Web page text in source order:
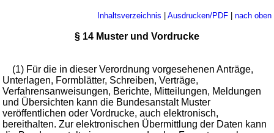
Inhaltsverzeichnis | Ausdrucken/PDF| nach oben
§ 14 Muster und Vordrucke
(1) Für die in dieser Verordnung vorgesehenen Anträge,
Unterlagen, Formblätter, Schreiben, Verträge,
Verfahrensanweisungen, Berichte, Mitteilungen, Meldungen
und Übersichten kann die Bundesanstalt Muster
veröffentlichen oder Vordrucke, auch elektronisch,
bereithalten. Zur elektronischen Übermittlung der Daten kann